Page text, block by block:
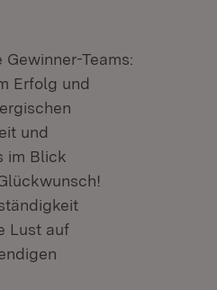
Teams:
Erfolg und
und
im Blick
Lust auf